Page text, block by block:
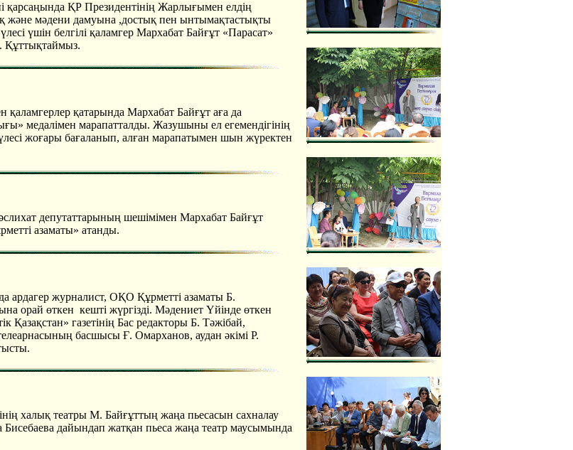
қарсаңында ҚР Президентінің Жарлығымен елдің
және мәдени дамуына ,достық пен ынтымақтастықты
үшін белгілі қаламгер Мархабат Байғұт «Парасат»
Құттықтаймыз.
қаламгерлер қатарында Мархабат Байғұт аға да
медалімен марапатталды. Жазушыны ел егемендігінің
жоғары бағаланып, алған марапатымен шын жүректен
депутаттарының шешімімен Мархабат Байғұт
азаматы» атанды.
ардагер журналист, ОҚО Құрметті азаматы Б.
орай өткен кешті жүргізді. Мәдениет Үйінде өткен
Қазақстан» газетінің Бас редакторы Б. Тәжібай,
басшысы Ғ. Омарханов, аудан әкімі Р.
халық театры М. Байғұттың жаңа пьесасын сахналау
Бисебаева дайындап жатқан пьеса жаңа театр маусымында